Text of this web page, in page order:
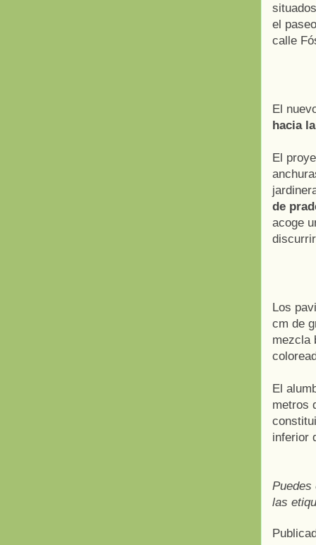
el
calle
El
hacia
El
de
acoge
Los
cm de
mezcla
El
metros
inferior
las